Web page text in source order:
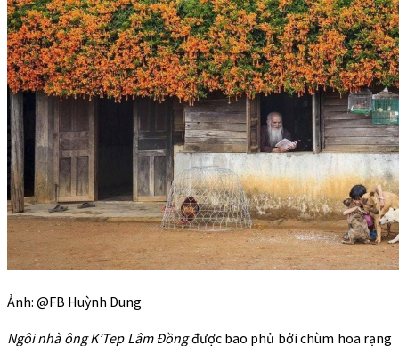
Ảnh: @FB Huỳnh Dung
Ngôi nhà ông K’Tep Lâm Đồngđược bao phủ bởi chùm hoa rạng